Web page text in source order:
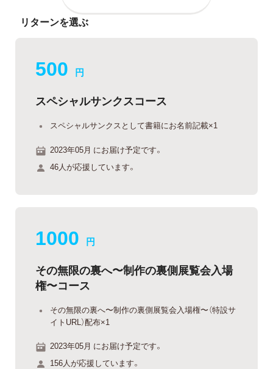
リターンを選ぶ
500 円
スペシャルサンクスコース
スペシャルサンクスとして書籍にお名前記載×1
2023年05月 にお届け予定です。
46人が応援しています。
1000 円
その無限の裏へ〜制作の裏側展覧会入場
権〜コース
その無限の裏へ〜制作の裏側展覧会入場権〜（特設サ
イトURL）配布×1
2023年05月 にお届け予定です。
156人が応援しています。